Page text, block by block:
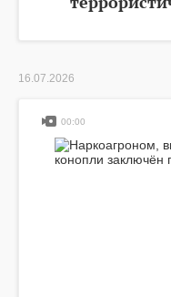
16.07.2026
00:00